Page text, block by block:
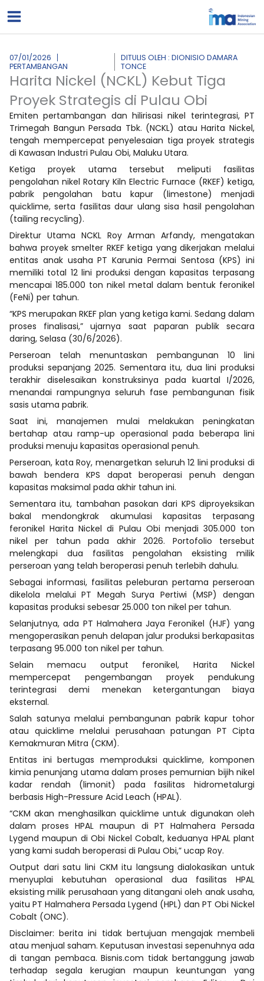
ke
07/01/2026
PERTAMBANGAN
DITULIS OLEH : DIONISIO DAMARA
TONCE
Harita Nickel (NCKL) Kebut Tiga
Proyek Strategis di Pulau Obi
Emiten pertambangan dan hilirisasi nikel terintegrasi, PT
Trimegah Bangun Persada Tbk. (NCKL) atau Harita Nickel,
tengah mempercepat penyelesaian tiga proyek strategis
di Kawasan Industri Pulau Obi, Maluku Utara.
Ketiga proyek utama tersebut meliputi fasilitas
pengolahan nikel Rotary Kiln Electric Furnace (RKEF) ketiga,
pabrik pengolahan batu kapur (limestone) menjadi
quicklime, serta fasilitas daur ulang sisa hasil pengolahan
(tailing recycling).
Direktur Utama NCKL Roy Arman Arfandy, mengatakan
bahwa proyek smelter RKEF ketiga yang dikerjakan melalui
entitas anak usaha PT Karunia Permai Sentosa (KPS) ini
memiliki total 12 lini produksi dengan kapasitas terpasang
mencapai 185.000 ton nikel metal dalam bentuk feronikel
(FeNi) per tahun.
“KPS merupakan RKEF plan yang ketiga kami. Sedang dalam
proses finalisasi,” ujarnya saat paparan publik secara
daring, Selasa (30/6/2026).
Perseroan telah menuntaskan pembangunan 10 lini
produksi sepanjang 2025. Sementara itu, dua lini produksi
terakhir diselesaikan konstruksinya pada kuartal I/2026,
menandai rampungnya seluruh fase pembangunan fisik
sasis utama pabrik.
Saat ini, manajemen mulai melakukan peningkatan
bertahap atau ramp-up operasional pada beberapa lini
produksi menuju kapasitas operasional penuh.
Perseroan, kata Roy, menargetkan seluruh 12 lini produksi di
bawah bendera KPS dapat beroperasi penuh dengan
kapasitas maksimal pada akhir tahun ini.
Sementara itu, tambahan pasokan dari KPS diproyeksikan
bakal mendongkrak akumulasi kapasitas terpasang
feronikel Harita Nickel di Pulau Obi menjadi 305.000 ton
nikel per tahun pada akhir 2026. Portofolio tersebut
melengkapi dua fasilitas pengolahan eksisting milik
perseroan yang telah beroperasi penuh terlebih dahulu.
Sebagai informasi, fasilitas peleburan pertama perseroan
dikelola melalui PT Megah Surya Pertiwi (MSP) dengan
kapasitas produksi sebesar 25.000 ton nikel per tahun.
Selanjutnya, ada PT Halmahera Jaya Feronikel (HJF) yang
mengoperasikan penuh delapan jalur produksi berkapasitas
terpasang 95.000 ton nikel per tahun.
Selain memacu output feronikel, Harita Nickel
mempercepat pengembangan proyek pendukung
terintegrasi demi menekan ketergantungan biaya
eksternal.
Salah satunya melalui pembangunan pabrik kapur tohor
atau quicklime melalui perusahaan patungan PT Cipta
Kemakmuran Mitra (CKM).
Entitas ini bertugas memproduksi quicklime, komponen
kimia penunjang utama dalam proses pemurnian bijih nikel
kadar rendah (limonit) pada fasilitas hidrometalurgi
berbasis High-Pressure Acid Leach (HPAL).
“CKM akan menghasilkan quicklime untuk digunakan oleh
dalam proses HPAL maupun di PT Halmahera Persada
Lygend maupun di Obi Nickel Cobalt, keduanya HPAL plant
yang kami sudah beroperasi di Pulau Obi,” ucap Roy.
Output dari satu lini CKM itu langsung dialokasikan untuk
menyuplai kebutuhan operasional dua fasilitas HPAL
eksisting milik perusahaan yang ditangani oleh anak usaha,
yaitu PT Halmahera Persada Lygend (HPL) dan PT Obi Nickel
Cobalt (ONC).
Disclaimer: berita ini tidak bertujuan mengajak membeli
atau menjual saham. Keputusan investasi sepenuhnya ada
di tangan pembaca. Bisnis.com tidak bertanggung jawab
terhadap segala kerugian maupun keuntungan yang